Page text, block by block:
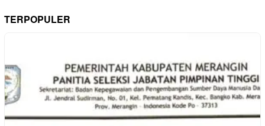
TERPOPULER